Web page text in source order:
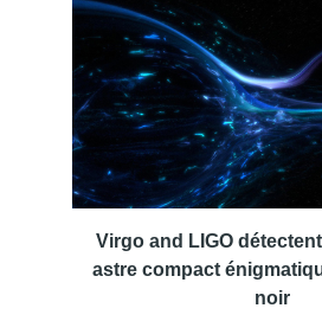
Virgo and LIGO
astre compact
noir